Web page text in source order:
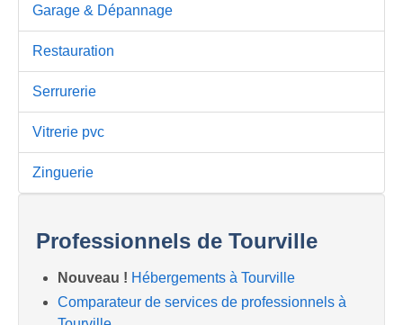
Garage & Dépannage
Restauration
Serrurerie
Vitrerie pvc
Zinguerie
Professionnels de Tourville
Nouveau ! Hébergements à Tourville
Comparateur de services de professionnels à